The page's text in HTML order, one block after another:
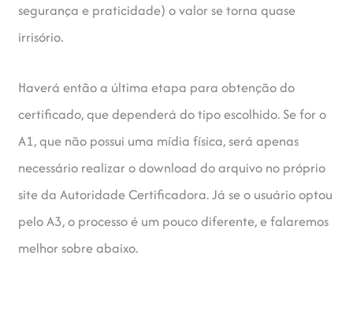
segurança e praticidade) o valor se torna quase
irrisório.
Haverá então a última etapa para obtenção do
certificado, que dependerá do tipo escolhido. Se for o
A1, que não possui uma mídia física, será apenas
necessário realizar o download do arquivo no próprio
site da Autoridade Certificadora. Já se o usuário optou
pelo A3, o processo é um pouco diferente, e falaremos
melhor sobre abaixo.